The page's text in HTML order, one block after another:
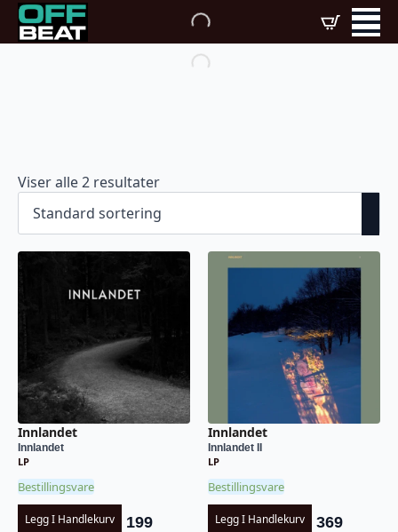
Viser alle 2 resultater
Innlandet
Innlandet
LP
Bestillingsvare
Legg I Handlekurv 199
Innlandet
Innlandet II
LP
Bestillingsvare
Legg I Handlekurv 369